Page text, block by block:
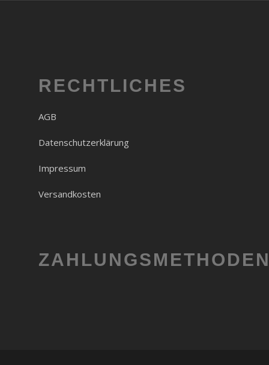
RECHTLICHES
AGB
Datenschutzerklärung
Impressum
Versandkosten